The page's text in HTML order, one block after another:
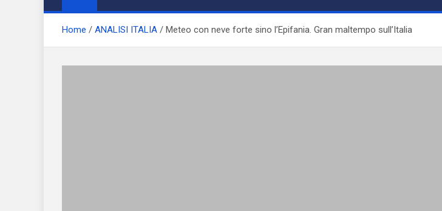
Home ANALISI ITALIA Meteo con neve forte sino l’Epifania. Gran maltempo sull’Italia